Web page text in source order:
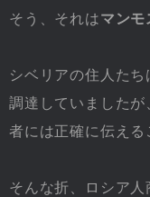
そう、それはマンモ
シベリアの住人た
調達していました
者には正確に伝える
そんな折、ロシア人